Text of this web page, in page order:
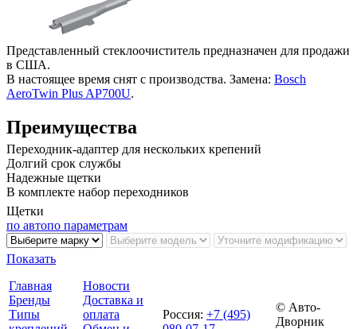
Представленный стеклоочиститель предназначен для продажи
в США.
В настоящее время снят с производства. Замена: Bosch
AeroTwin Plus AP700U.
Преимущества
Переходник-адаптер для нескольких крепений
Долгий срок службы
Надежные щетки
В комплекте набор переходников
Щетки
по автопо параметрам
Показать
Главная
Бренды
Типы
Новости
Доставка и
оплата
Россия: +7 (495)
© Авто-
Дворник